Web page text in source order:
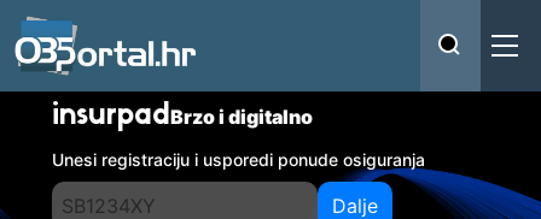
insurpadBrzo i digitalno
Unesi registraciju i usporedi ponude osiguranja
Dalje